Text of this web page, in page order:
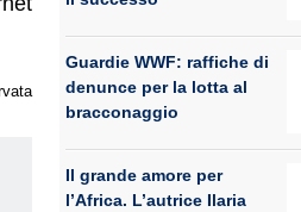
Guardie WWF: raffiche di
denunce per la lotta al
bracconaggio
Il grande amore per
l’Africa. L’autrice Ilaria